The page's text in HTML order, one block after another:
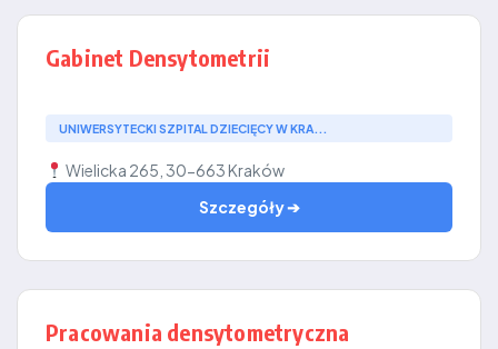
Gabinet Densytometrii
UNIWERSYTECKI SZPITAL DZIECIĘCY W KRA...
Wielicka 265, 30-663 Kraków
Szczegóły ➔
Pracowania densytometryczna